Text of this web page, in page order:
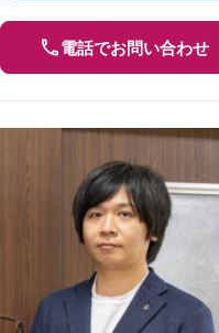
電話でお問い合わせ